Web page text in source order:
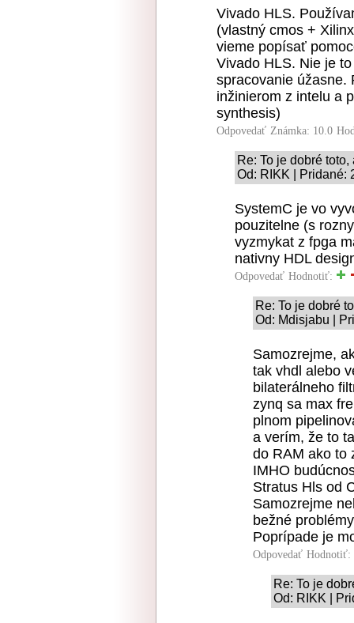
Vivado HLS.
(vlastný cmos +
vieme popísať
Vivado HLS. Nie je
spracovanie úžasne.
inžinierom z intelu a
synthesis)
Odpovedať Známka: 10.0
Re: To je dobré toto,
Od: RIKK | Pridané:
SystemC je vo
pouzitelne (s
vyzmykat z fpga
nativny HDL
Odpovedať Hodnotiť:
Re: To je dobré
Od: Mdisjabu |
Samozrejme,
tak vhdl alebo
bilaterálneho
zynq sa max
plnom
a verím, že to
do RAM ako to
IMHO
Stratus Hls od
Samozrejme
bežné
Poprípade je
Odpovedať Hodnotiť:
Re: To je
Od: RIKK |